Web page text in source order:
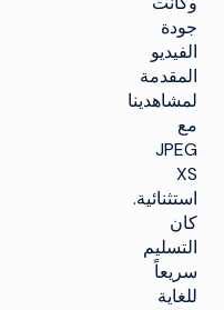
جودة
الفيديو
المقدمة
لمشاهدينا
مع
JPEG
XS
استثنائية.
كان
التسليم
سريعاً
للغاية